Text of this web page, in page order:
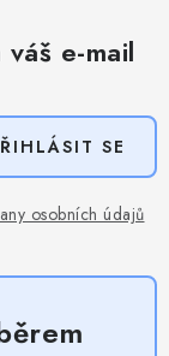
e-mail
osobních údajů
SE